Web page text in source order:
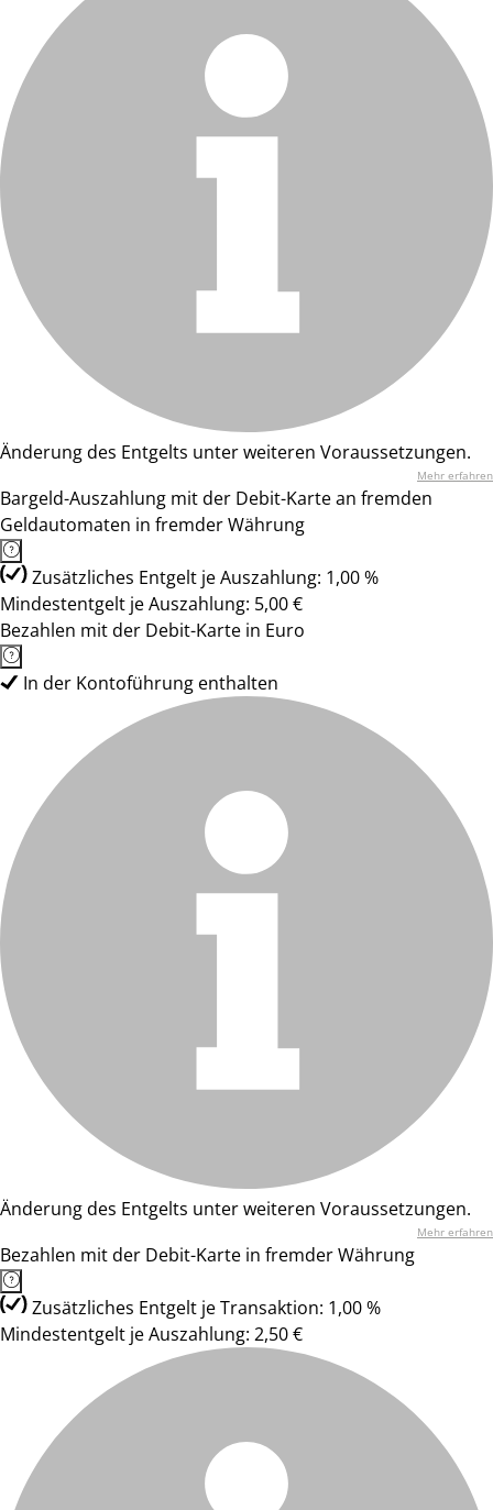
Änderung des Entgelts unter weiteren Voraussetzungen.
Mehr erfahren
Bargeld-Auszahlung mit der Debit-Karte an fremden
Geldautomaten in fremder Währung
Zusätzliches Entgelt je Auszahlung: 1,00 %
Mindestentgelt je Auszahlung: 5,00 €
Bezahlen mit der Debit-Karte in Euro
In der Kontoführung enthalten
Änderung des Entgelts unter weiteren Voraussetzungen.
Mehr erfahren
Bezahlen mit der Debit-Karte in fremder Währung
Zusätzliches Entgelt je Transaktion: 1,00 %
Mindestentgelt je Auszahlung: 2,50 €